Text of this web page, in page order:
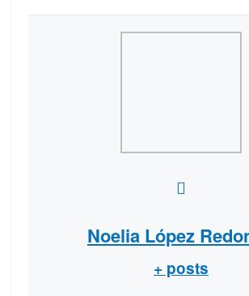
Noelia López
+ posts